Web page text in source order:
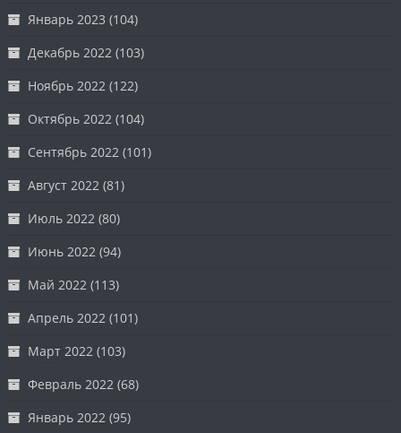
Январь 2023 (104)
Декабрь 2022 (103)
Ноябрь 2022 (122)
Октябрь 2022 (104)
Сентябрь 2022 (101)
Август 2022 (81)
Июль 2022 (80)
Июнь 2022 (94)
Май 2022 (113)
Апрель 2022 (101)
Март 2022 (103)
Февраль 2022 (68)
Январь 2022 (95)